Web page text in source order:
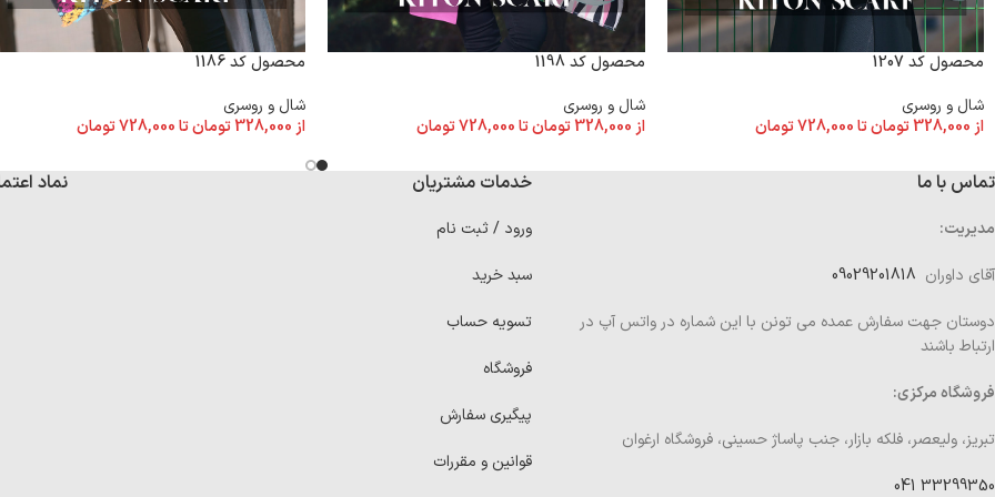
محصول کد 1207
شال و روسری
از328,000تومانتا728,000تومان
محصول کد 1198
شال و روسری
از 328,000 تومانتا728,000تومان
محصول کد 1186
شال و روسری
از328,000تومانتا728,000تومان
تماس با ما
مدیریت:
آقای داوران
دوستان جهت سفارش عمده می تونن با این شماره در واتس آپ در
ارتباط باشند
فروشگاه مرکزی:
تبریز، ولیعصر، فلکه بازار، جنب پاساژ حسینی، فروشگاه ارغوان
33299350 041
خدمات مشتریان
ورود / ثبت نام
سبد خرید
تسویه حساب
فروشگاه
پیگیری سفارش
قوانین و مقررات
نماد